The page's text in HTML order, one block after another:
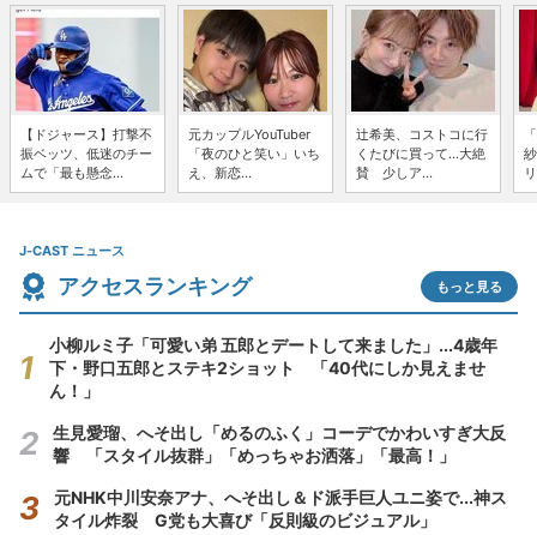
【ドジャース】打撃不
振ベッツ、低迷のチー
ムで「最も懸念...
元カップルYouTuber
「夜のひと笑い」いち
え、新恋...
辻希美、コストコに行
くたびに買って...大絶
賛 少しア...
J-CAST ニュース
アクセスランキング もっと見る
小柳ルミ子「可愛い弟 五郎とデートして来ました」...4歳年
下・野口五郎とステキ2ショット 「40代にしか見えませ
ん！」
生見愛瑠、へそ出し「めるのふく」コーデでかわいすぎ大反
響 「スタイル抜群」「めっちゃお洒落」「最高！」
元NHK中川安奈アナ、へそ出し＆ド派手巨人ユニ姿で...神ス
タイル炸裂 G党も大喜び「反則級のビジュアル」